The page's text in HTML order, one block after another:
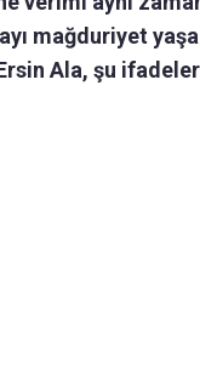
mağduriyet
Ala, şu